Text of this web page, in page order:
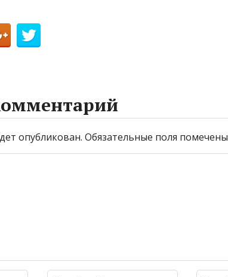
опубликован. Обязательные поля помечены